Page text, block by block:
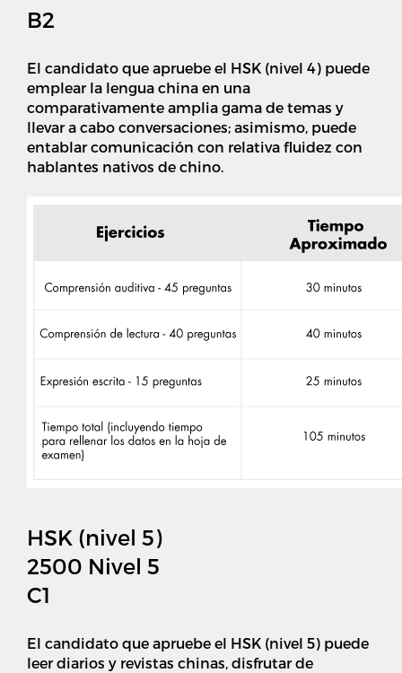
B2
El candidato que apruebe el HSK (nivel 4) puede
emplear la lengua china en una
comparativamente amplia gama de temas y
llevar a cabo conversaciones; asimismo, puede
entablar comunicación con relativa fluidez con
hablantes nativos de chino.
HSK (nivel 5)
2500 Nivel 5
C1
El candidato que apruebe el HSK (nivel 5) puede
leer diarios y revistas chinas, disfrutar de